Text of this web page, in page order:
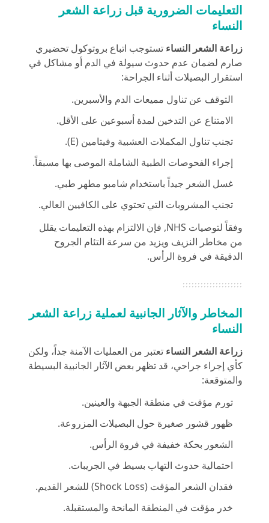
التعليمات الضرورية قبل زراعة الشعر
النساء
زراعة الشعر النساء تستوجب اتباع بروتوكول تحضيري
صارم لضمان عدم حدوث سيولة في الدم أو مشاكل في
استقرار البصيلات أثناء الجراحة:
التوقف عن تناول مميعات الدم والأسبرين.
الامتناع عن التدخين لمدة أسبوعين على الأقل.
تجنب تناول المكملات العشبية وفيتامين (E).
إجراء الفحوصات الطبية الشاملة الموصى بها مسبقاً.
غسل الشعر جيداً باستخدام شامبو مطهر طبي.
تجنب المشروبات التي تحتوي على الكافيين العالي.
وفقاً لتوصيات NHS, فإن الالتزام بهذه التعليمات يقلل
من مخاطر النزيف ويزيد من سرعة التئام الجروح
الدقيقة في فروة الرأس.
المخاطر والآثار الجانبية لعملية زراعة الشعر
النساء
زراعة الشعر النساء تعتبر من العمليات الآمنة جداً، ولكن
كأي إجراء جراحي، قد تظهر بعض الآثار الجانبية البسيطة
والمتوقعة:
تورم مؤقت في منطقة الجبهة والعينين.
ظهور قشور صغيرة حول البصيلات المزروعة.
الشعور بحكة خفيفة في فروة الرأس.
احتمالية حدوث التهاب بسيط في الجريبات.
فقدان الشعر المؤقت (Shock Loss) للشعر القديم.
خدر مؤقت في المنطقة المانحة والمستقبلة.